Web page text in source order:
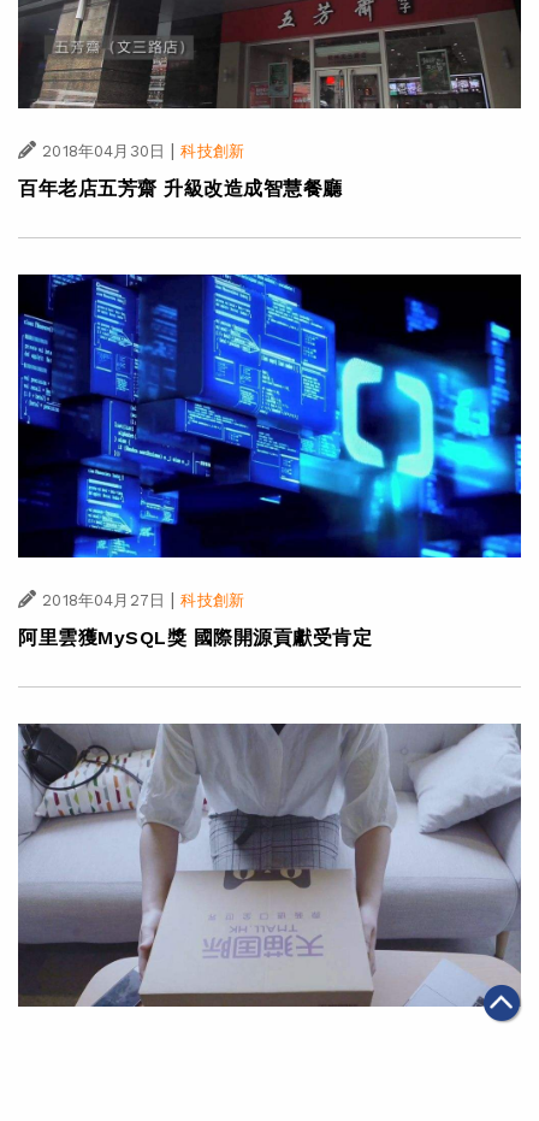
2018年04月30日 | 科技創新
百年老店五芳齋 升級改造成智慧餐廳
2018年04月27日 | 科技創新
阿里雲獲MySQL獎 國際開源貢獻受肯定